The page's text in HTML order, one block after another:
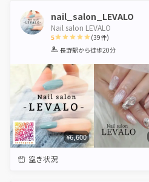
nail_salon_LEVALO
Nail salon LEVALO
5
1 2 3 4 5
(39件)
長野駅から徒歩20分
¥6,600
空き状況